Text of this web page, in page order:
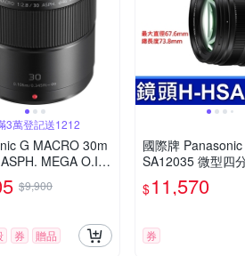
3萬登記送1212
G MACRO 30m
MEGA O.I.
頭 公司貨
$9,900
券 贈品
國際牌
SA12035 微型四
LUMIX G X
m 相機
$11,570
券